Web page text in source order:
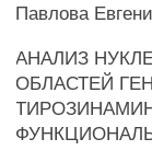
Павлова
АНАЛИЗ
ОБЛАСТЕЙ